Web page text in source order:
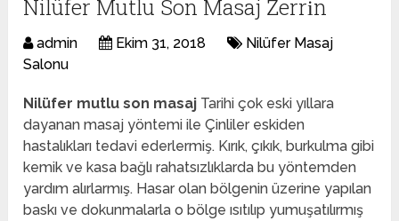
Nilüfer Mutlu Son Masaj Zerri̇n
admin Ekim 31, 2018
Nilüfer Masaj
Salonu
Nilüfer mutlu son masaj Tarihi çok eski yıllara
dayanan masaj yöntemi ile Çinliler eskiden
hastalıkları tedavi ederlermiş. Kırık, çıkık, burkulma gibi
kemik ve kasa bağlı rahatsızlıklarda bu yöntemden
yardım alırlarmış. Hasar olan bölgenin üzerine yapılan
baskı ve dokunmalarla o bölge ısıtılıp yumuşatılırmış